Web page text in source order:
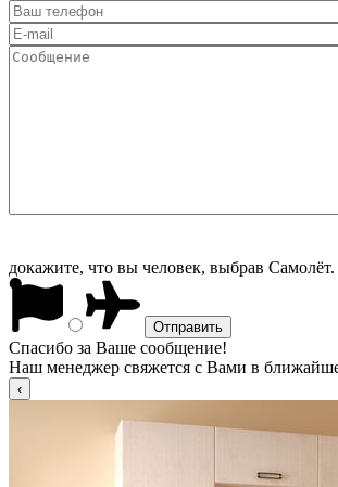
докажите, что вы человек, выбрав Самолёт.
Спасибо за Ваше сообщение!
Наш менеджер свяжется с Вами в